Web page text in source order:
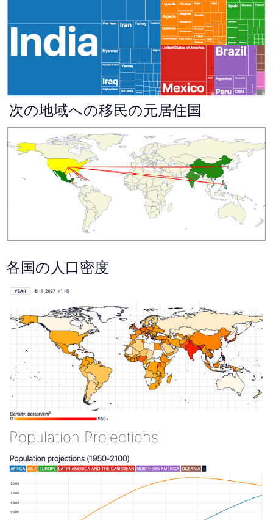
次の地域への移民の元居住国
各国の人口密度
Population Projections